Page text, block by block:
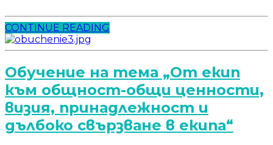
CONTINUE READING
Обучение на тема „От екип
към общност-общи ценности,
визия, принадлежност и
дълбоко свързване в екипа“